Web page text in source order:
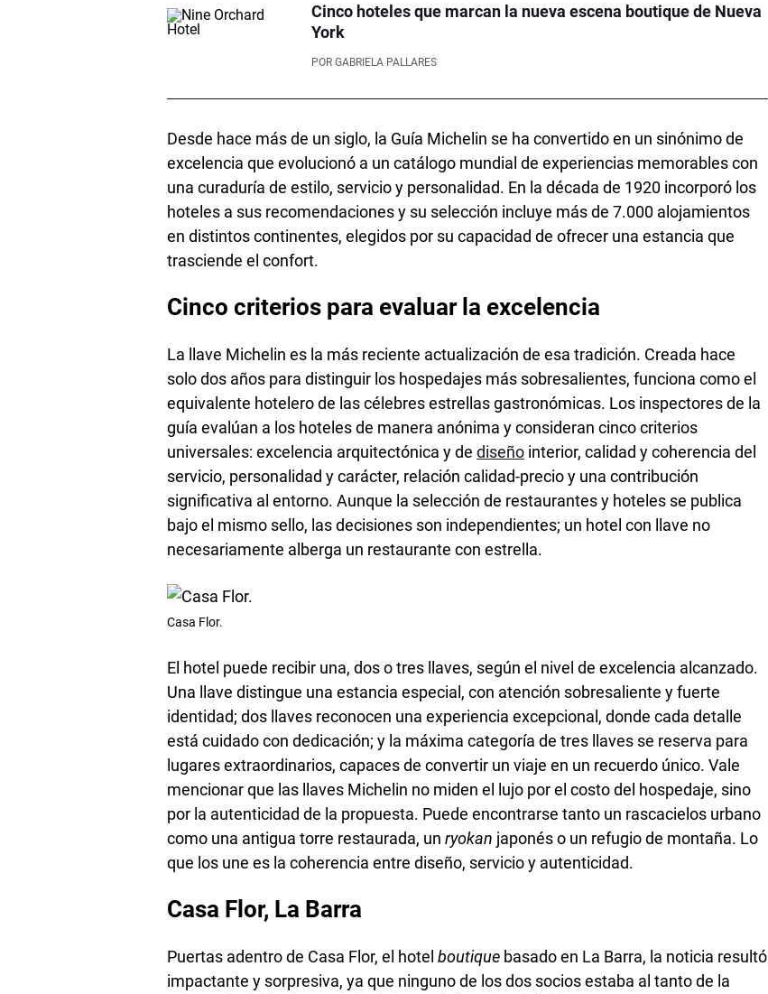
Cinco hoteles que marcan la nueva escena boutique de Nueva
York
POR GABRIELA PALLARES
Desde hace más de un siglo, la Guía Michelin se ha convertido en un sinónimo de
excelencia que evolucionó a un catálogo mundial de experiencias memorables con
una curaduría de estilo, servicio y personalidad. En la década de 1920 incorporó los
hoteles a sus recomendaciones y su selección incluye más de 7.000 alojamientos
en distintos continentes, elegidos por su capacidad de ofrecer una estancia que
trasciende el confort.
Cinco criterios para evaluar la excelencia
La llave Michelin es la más reciente actualización de esa tradición. Creada hace
solo dos años para distinguir los hospedajes más sobresalientes, funciona como el
equivalente hotelero de las célebres estrellas gastronómicas. Los inspectores de la
guía evalúan a los hoteles de manera anónima y consideran cinco criterios
universales: excelencia arquitectónica y dediseño interior, calidad y coherencia del
servicio, personalidad y carácter, relación calidad-precio y una contribución
significativa al entorno. Aunque la selección de restaurantes y hoteles se publica
bajo el mismo sello, las decisiones son independientes; un hotel con llave no
necesariamente alberga un restaurante con estrella.
Casa Flor.
El hotel puede recibir una, dos o tres llaves, según el nivel de excelencia alcanzado.
Una llave distingue una estancia especial, con atención sobresaliente y fuerte
identidad; dos llaves reconocen una experiencia excepcional, donde cada detalle
está cuidado con dedicación; y la máxima categoría de tres llaves se reserva para
lugares extraordinarios, capaces de convertir un viaje en un recuerdo único. Vale
mencionar que las llaves Michelin no miden el lujo por el costo del hospedaje, sino
por la autenticidad de la propuesta. Puede encontrarse tanto un rascacielos urbano
como una antigua torre restaurada, unryokan japonés o un refugio de montaña. Lo
que los une es la coherencia entre diseño, servicio y autenticidad.
Casa Flor, La Barra
Puertas adentro de Casa Flor, el hotelboutique basado en La Barra, la noticia resultó
impactante y sorpresiva, ya que ninguno de los dos socios estaba al tanto de la